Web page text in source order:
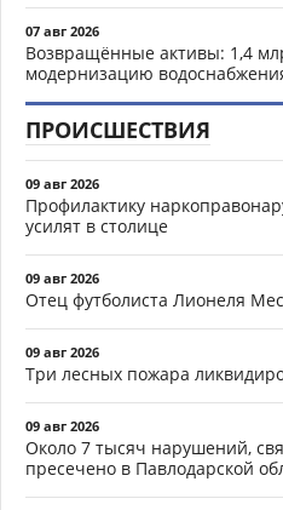
07 авг 2026
Возвращённые активы: 1,4
модернизацию
ПРОИСШЕСТВИЯ
09 авг 2026
Профилактику
усилят в столице
09 авг 2026
Отец футболиста Лионеля
09 авг 2026
Три лесных пожара
09 авг 2026
Около 7 тысяч нарушений,
пресечено в Павлодарской